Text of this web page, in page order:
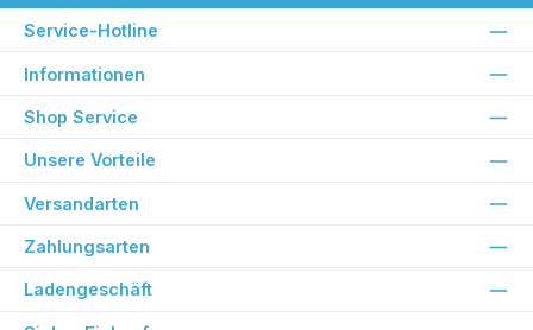
Service-Hotline
Informationen
Shop Service
Unsere Vorteile
Versandarten
Zahlungsarten
Ladengeschäft